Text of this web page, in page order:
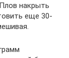
накрыть
еще 30-